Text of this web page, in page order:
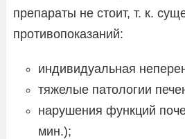
препараты не стоит, т. к.
противопоказаний:
индивидуальная
тяжелые патологии
нарушения функций
мин.);